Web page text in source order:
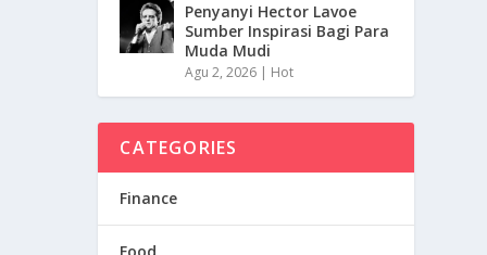
Penyanyi Hector Lavoe
Sumber Inspirasi Bagi Para
Muda Mudi
Agu 2, 2026 | Hot
CATEGORIES
Finance